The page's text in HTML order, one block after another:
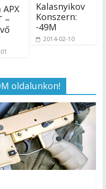
–
Kalasnyikov
Konszern:
-49M
2014-02-10
oldalunkon!